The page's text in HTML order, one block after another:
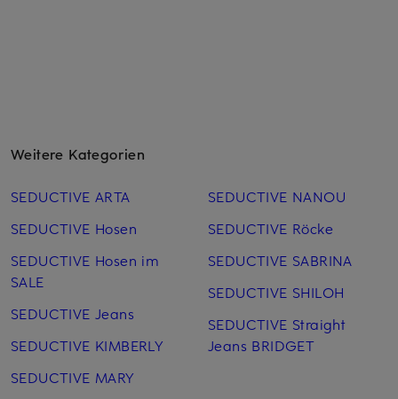
Weitere Kategorien
SEDUCTIVE ARTA
SEDUCTIVE Hosen
SEDUCTIVE Hosen im
SALE
SEDUCTIVE Jeans
SEDUCTIVE KIMBERLY
SEDUCTIVE MARY
SEDUCTIVE NANOU
SEDUCTIVE Röcke
SEDUCTIVE SABRINA
SEDUCTIVE SHILOH
SEDUCTIVE Straight
Jeans BRIDGET